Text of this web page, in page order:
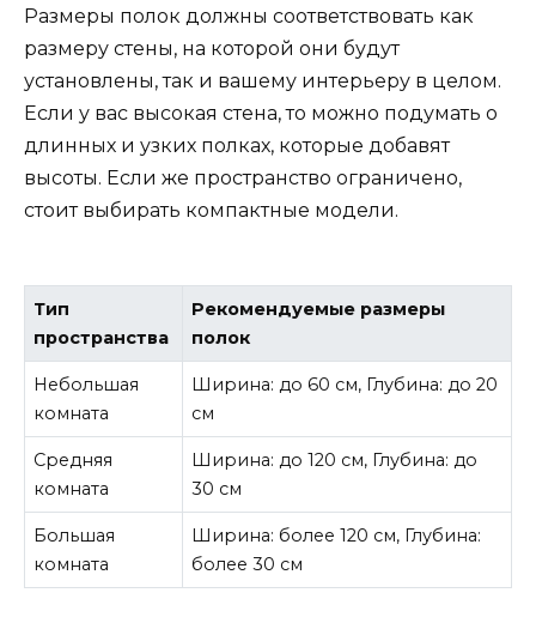
Размеры полок должны соответствовать как
размеру стены, на которой они будут
установлены, так и вашему интерьеру в целом.
Если у вас высокая стена, то можно подумать о
длинных и узких полках, которые добавят
высоты. Если же пространство ограничено,
стоит выбирать компактные модели.
Тип
пространства
Рекомендуемые размеры
полок
Небольшая
комната
Ширина: до 60 см, Глубина: до 20
см
Средняя
комната
Ширина: до 120 см, Глубина: до
30 см
Большая
комната
Ширина: более 120 см, Глубина:
более 30 см